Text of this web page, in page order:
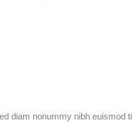
diam nonummy nibh euismod